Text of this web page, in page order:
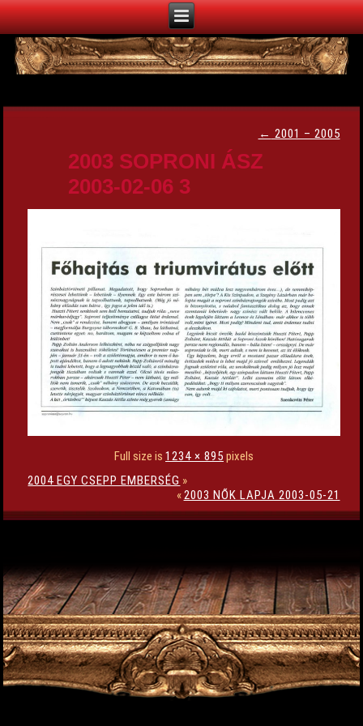
← 2001 – 2005
2003 SOPRONI ÁSZ
2003-02-06 3
Full size is 1234 × 895 pixels
2004 EGY CSEPP EMBERSÉG »
«2003 NŐK LAPJA 2003-05-21